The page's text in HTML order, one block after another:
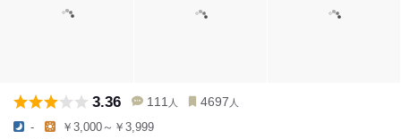
3.36 111 人 4697 人
- ￥3,000～￥3,999